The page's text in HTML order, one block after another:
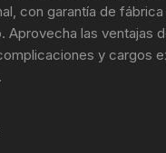
con garantía de
Aprovecha las ventajas
y cargos